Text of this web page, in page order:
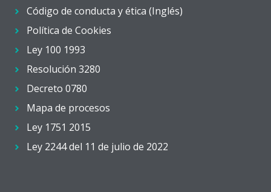
Código de conducta y ética (Inglés)
Política de Cookies
Ley 100 1993
Resolución 3280
Decreto 0780
Mapa de procesos
Ley 1751 2015
Ley 2244 del 11 de julio de 2022